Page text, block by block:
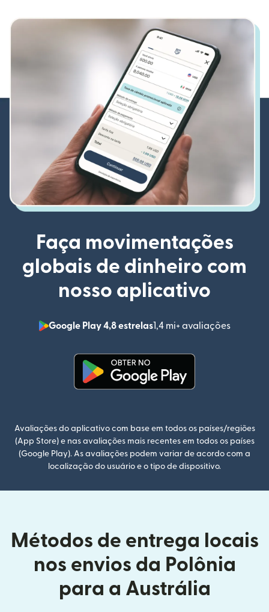
Faça movimentações
globais de dinheiro com
nosso aplicativo
Google Play 4,8 estrelas1,4 mi+ avaliações
(abre
Avaliações do aplicativo com base em todos os países/regiões
(App Store) e nas avaliações mais recentes em todos os países
(Google Play). As avaliações podem variar de acordo com a
localização do usuário e o tipo de dispositivo.
Métodos de entrega locais
nos envios da Polônia
para a Austrália